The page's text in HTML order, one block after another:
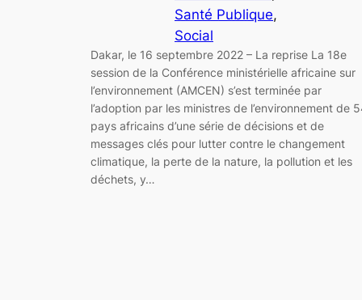
Santé Publique
Social
Dakar, le 16 septembre 2022 – La reprise La 18e
session de la Conférence ministérielle africaine sur
l’environnement (AMCEN) s’est terminée par
l’adoption par les ministres de l’environnement de
pays africains d’une série de décisions et de
messages clés pour lutter contre le changement
climatique, la perte de la nature, la pollution et les
déchets, y…